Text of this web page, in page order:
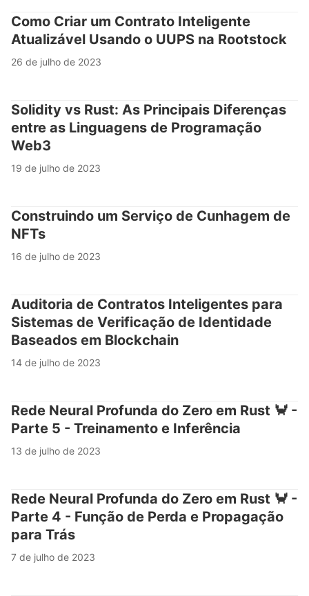
Como Criar um Contrato Inteligente
Atualizável Usando o UUPS na Rootstock
26 de julho de 2023
Solidity vs Rust: As Principais Diferenças
entre as Linguagens de Programação
Web3
19 de julho de 2023
Construindo um Serviço de Cunhagem de
NFTs
16 de julho de 2023
Auditoria de Contratos Inteligentes para
Sistemas de Verificação de Identidade
Baseados em Blockchain
14 de julho de 2023
Rede Neural Profunda do Zero em Rust 🦀 -
Parte 5 - Treinamento e Inferência
13 de julho de 2023
Rede Neural Profunda do Zero em Rust 🦀 -
Parte 4 - Função de Perda e Propagação
para Trás
7 de julho de 2023